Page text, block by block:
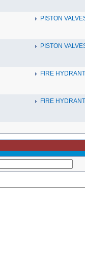
PISTON
PISTON
FIRE
FIRE